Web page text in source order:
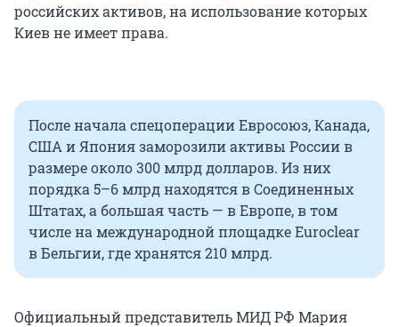
российских активов, на использование которых
Киев не имеет права.
После начала спецоперации Евросоюз, Канада,
США и Япония заморозили активы России в
размере около 300 млрд долларов. Из них
порядка 5–6 млрд находятся в Соединенных
Штатах, а большая часть — в Европе, в том
числе на международной площадке Euroclear
в Бельгии, где хранятся 210 млрд.
Официальный представитель МИД РФ Мария